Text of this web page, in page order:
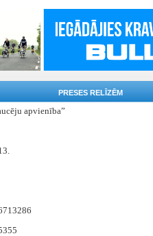
PRESES RELĪZĒM
apvienība”